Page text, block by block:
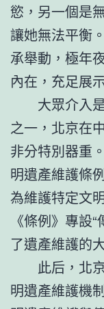
慾，另一個是
讓她無法平衡
承舉動，極年
內在，充足展
大眾介入
之一，北京在
非分特別器重
明遺產維護條
為維護特定文
《條例》專設
了遺產維護的
此后，北
明遺產維護機